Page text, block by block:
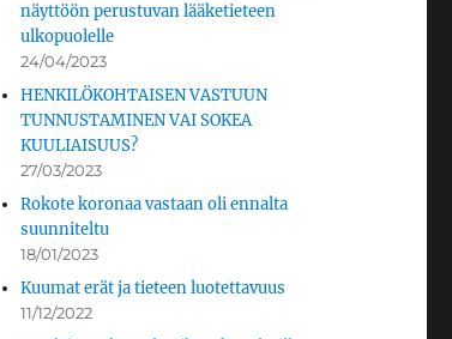
näyttöön perustuvan lääketieteen
ulkopuolelle
24/04/2023
HENKILÖKOHTAISEN VASTUUN
TUNNUSTAMINEN VAI SOKEA
KUULIAISUUS?
27/03/2023
Rokote koronaa vastaan oli ennalta
suunniteltu
18/01/2023
Kuumat erät ja tieteen luotettavuus
11/12/2022